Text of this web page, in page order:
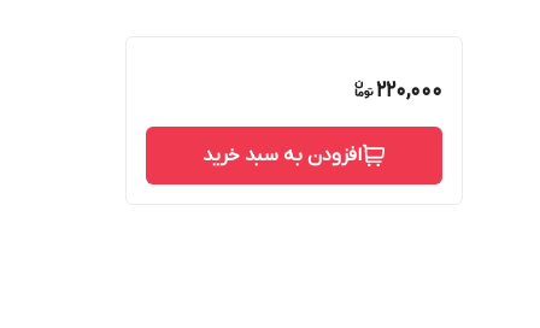
220,000
افزودن به سبد خرید